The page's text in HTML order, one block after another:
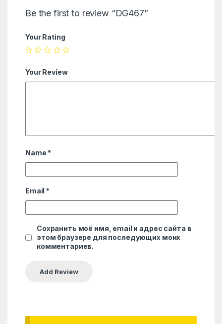
Be the first to review “DG467”
Your Rating
Your Review
Name *
Email *
Сохранить моё имя, email и адрес сайта в
этом браузере для последующих моих
комментариев.